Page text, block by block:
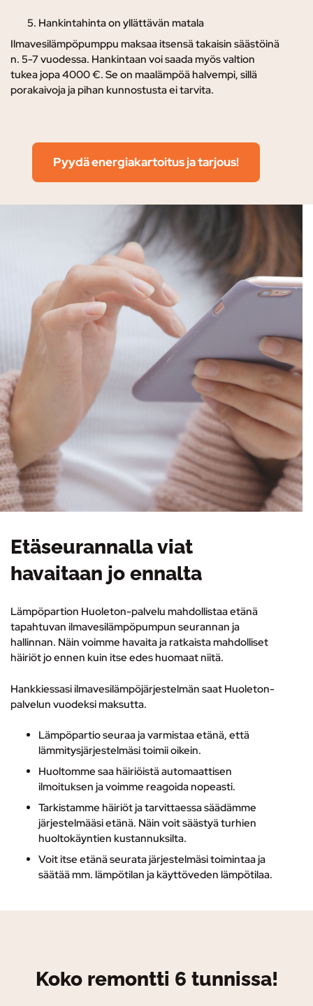
Hankintahinta on yllättävän matala
Ilmavesilämpöpumppu maksaa itsensä takaisin säästöinä
n. 5-7 vuodessa. Hankintaan voi saada myös valtion
tukea jopa 4000 €. Se on maalämpöä halvempi, sillä
porakaivoja ja pihan kunnostusta ei tarvita.
Pyydä energiakartoitus ja tarjous!
Etäseurannalla viat
havaitaan jo ennalta
Lämpöpartion Huoleton-palvelu mahdollistaa etänä
tapahtuvan ilmavesilämpöpumpun seurannan ja
hallinnan. Näin voimme havaita ja ratkaista mahdolliset
häiriöt jo ennen kuin itse edes huomaat niitä.
Hankkiessasi ilmavesilämpöjärjestelmän saat Huoleton-
palvelun vuodeksi maksutta.
Lämpöpartio seuraa ja varmistaa etänä, että
lämmitysjärjestelmäsi toimii oikein.
Huoltomme saa häiriöistä automaattisen
ilmoituksen ja voimme reagoida nopeasti.
Tarkistamme häiriöt ja tarvittaessa säädämme
järjestelmääsi etänä. Näin voit säästyä turhien
huoltokäyntien kustannuksilta.
Voit itse etänä seurata järjestelmäsi toimintaa ja
säätää mm. lämpötilan ja käyttöveden lämpötilaa.
Koko remontti 6 tunnissa!